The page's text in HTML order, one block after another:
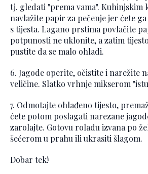
tj. gledati "prema vama". Kuhinjskim
navlažite papir za pečenje jer ćete
s tijesta. Lagano prstima povlačite
potpunosti ne uklonite, a zatim
pustite da se malo ohladi.
6. Jagode operite, očistite i narežite
veličine. Slatko vrhnje mikserom
7. Odmotajte ohlađeno tijesto,
ćete potom poslagati narezane
zarolajte. Gotovu roladu izvana po
šećerom u prahu ili ukrasiti šlagom.
Dobar tek!